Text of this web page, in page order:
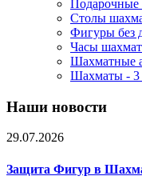
Столы
Фигуры без
Часы
Шахматные
Шахматы - 3
Наши новости
29.07.2026
Защита Фигур в